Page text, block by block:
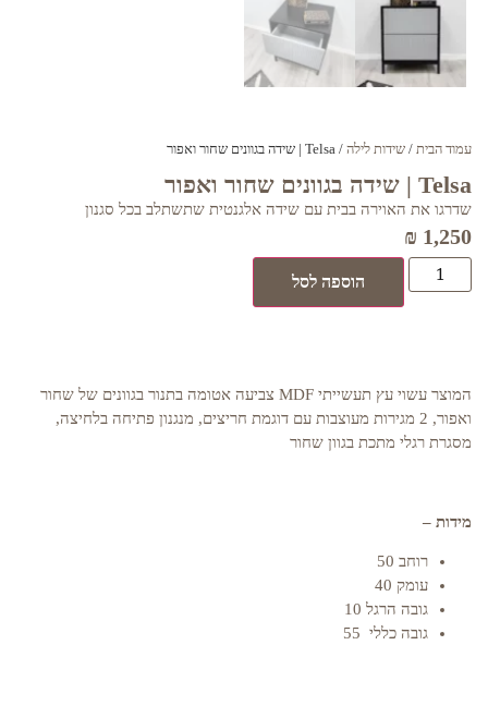
עמוד הבית / שידות לילה / Telsa | שידה בגוונים שחור ואפור
Telsa | שידה בגוונים שחור ואפור
שדרגו את האוירה בבית עם שידה אלגנטית שתשתלב בכל סגנון
₪ 1,250
הוספה לסל
המוצר עשוי עץ תעשייתי MDF צביעה אטומה בתנור בגוונים של שחור
ואפור, 2 מגירות מעוצבות עם דוגמת חריצים, מנגנון פתיחה בלחיצה,
מסגרת רגלי מתכת בגוון שחור
מידות –
רוחב 50
עומק 40
גובה הרגל 10
גובה כללי 55